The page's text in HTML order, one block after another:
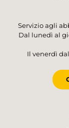
Servizio agli
Dal lunedì al
Il venerdì